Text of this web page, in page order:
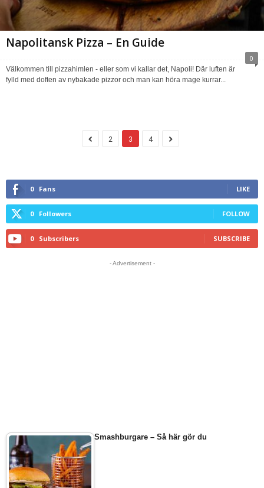
Napolitansk Pizza – En Guide
0
Välkommen till pizzahimlen - eller som vi kallar det, Napoli! Där luften är
fylld med doften av nybakade pizzor och man kan höra mage kurrar...
2 3 4
0 Fans LIKE
0 Followers FOLLOW
0 Subscribers SUBSCRIBE
- Advertisement -
Smashburgare – Så här gör du